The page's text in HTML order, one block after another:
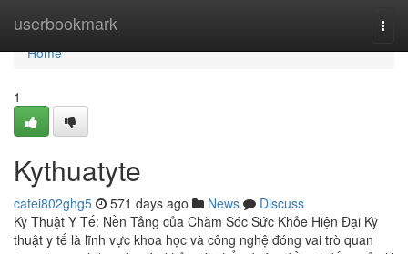
userbookmark
Home
Home
1
Kythuatyte
catei802ghg5 571 days ago News
Discuss
Kỹ Thuật Y Tế: Nền Tảng của Chăm Sóc Sức Khỏe Hiện Đại Kỹ
thuật y tế là lĩnh vực khoa học và công nghệ đóng vai trò quan